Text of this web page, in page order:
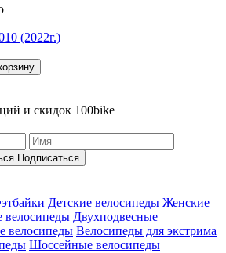
(2022г.)
и скидок 100bike
Подписаться
Детские велосипеды Женские
велосипеды Двухподвесные
велосипеды Велосипеды для экстрима
Шоссейные велосипеды